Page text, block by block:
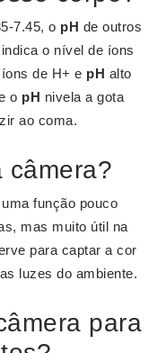
7.45, o pH de outros
indica o nível de íons
de H+ e pH alto
o pH nivela a gota
ao coma.
câmera?
função pouco
mas muito útil na
para captar a cor
luzes do ambiente.
para